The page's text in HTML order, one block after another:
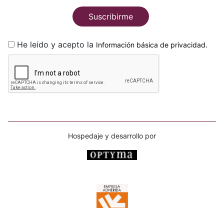
Suscribirme
He leido y acepto la Información básica de privacidad.
Hospedaje y desarrollo por